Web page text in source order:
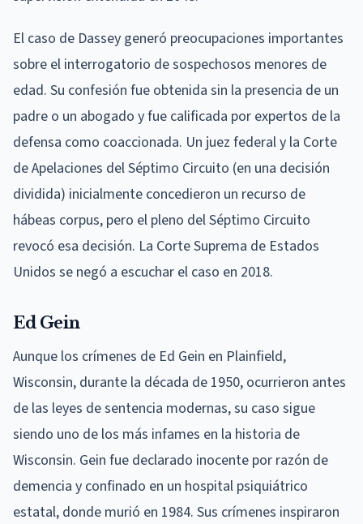
El caso de Dassey generó preocupaciones importantes
sobre el interrogatorio de sospechosos menores de
edad. Su confesión fue obtenida sin la presencia de un
padre o un abogado y fue calificada por expertos de la
defensa como coaccionada. Un juez federal y la Corte
de Apelaciones del Séptimo Circuito (en una decisión
dividida) inicialmente concedieron un recurso de
hábeas corpus, pero el pleno del Séptimo Circuito
revocó esa decisión. La Corte Suprema de Estados
Unidos se negó a escuchar el caso en 2018.
Ed Gein
Aunque los crímenes de Ed Gein en Plainfield,
Wisconsin, durante la década de 1950, ocurrieron antes
de las leyes de sentencia modernas, su caso sigue
siendo uno de los más infames en la historia de
Wisconsin. Gein fue declarado inocente por razón de
demencia y confinado en un hospital psiquiátrico
estatal, donde murió en 1984. Sus crímenes inspiraron